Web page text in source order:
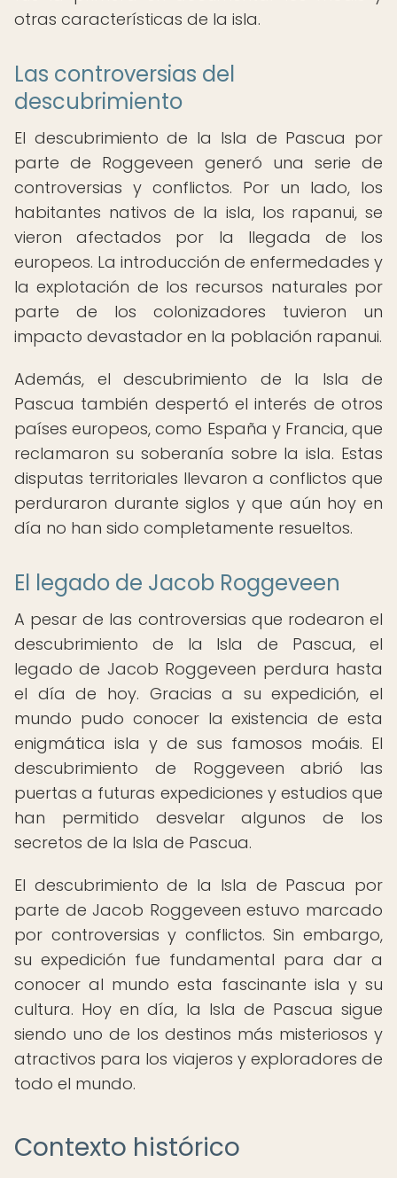
otras características de la isla.
Las controversias del
descubrimiento
El descubrimiento de la Isla de Pascua por
parte de Roggeveen generó una serie de
controversias y conflictos. Por un lado, los
habitantes nativos de la isla, los rapanui, se
vieron afectados por la llegada de los
europeos. La introducción de enfermedades y
la explotación de los recursos naturales por
parte de los colonizadores tuvieron un
impacto devastador en la población rapanui.
Además, el descubrimiento de la Isla de
Pascua también despertó el interés de otros
países europeos, como España y Francia, que
reclamaron su soberanía sobre la isla. Estas
disputas territoriales llevaron a conflictos que
perduraron durante siglos y que aún hoy en
día no han sido completamente resueltos.
El legado de Jacob Roggeveen
A pesar de las controversias que rodearon el
descubrimiento de la Isla de Pascua, el
legado de Jacob Roggeveen perdura hasta
el día de hoy. Gracias a su expedición, el
mundo pudo conocer la existencia de esta
enigmática isla y de sus famosos moáis. El
descubrimiento de Roggeveen abrió las
puertas a futuras expediciones y estudios que
han permitido desvelar algunos de los
secretos de la Isla de Pascua.
El descubrimiento de la Isla de Pascua por
parte de Jacob Roggeveen estuvo marcado
por controversias y conflictos. Sin embargo,
su expedición fue fundamental para dar a
conocer al mundo esta fascinante isla y su
cultura. Hoy en día, la Isla de Pascua sigue
siendo uno de los destinos más misteriosos y
atractivos para los viajeros y exploradores de
todo el mundo.
Contexto histórico